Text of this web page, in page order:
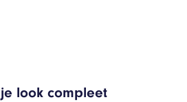
look compleet